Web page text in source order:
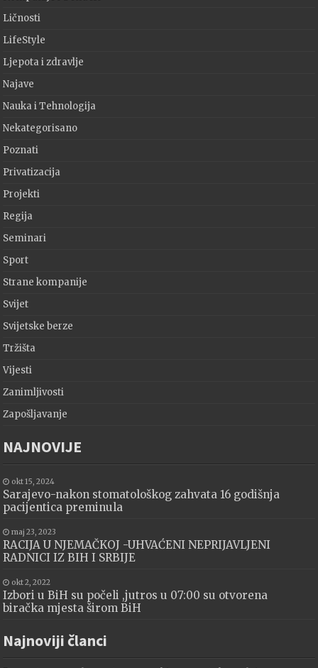
Ličnosti
LifeStyle
Ljepota i zdravlje
Najave
Nauka i Tehnologija
Nekategorisano
Poznati
Privatizacija
Projekti
Regija
Seminari
Sport
Strane kompanije
Svijet
Svijetske berze
Tržišta
Vijesti
Zanimljivosti
Zapošljavanje
NAJNOVIJE
okt 15, 2024
Sarajevo-nakon stomatološkog zahvata 16 godišnja
pacijentica preminula
maj 23, 2023
RACIJA U NJEMAČKOJ -UHVAĆENI NEPRIJAVLJENI
RADNICI IZ BIH I SRBIJE
okt 2, 2022
Izbori u BiH su počeli ,jutros u 07:00 su otvorena
biračka mjesta širom BiH
Najnoviji članci